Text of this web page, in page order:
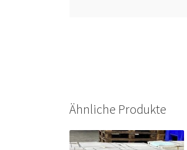
Ähnliche Produkte